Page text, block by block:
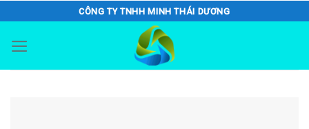
content
CÔNG TY TNHH MINH THÁI DƯƠNG